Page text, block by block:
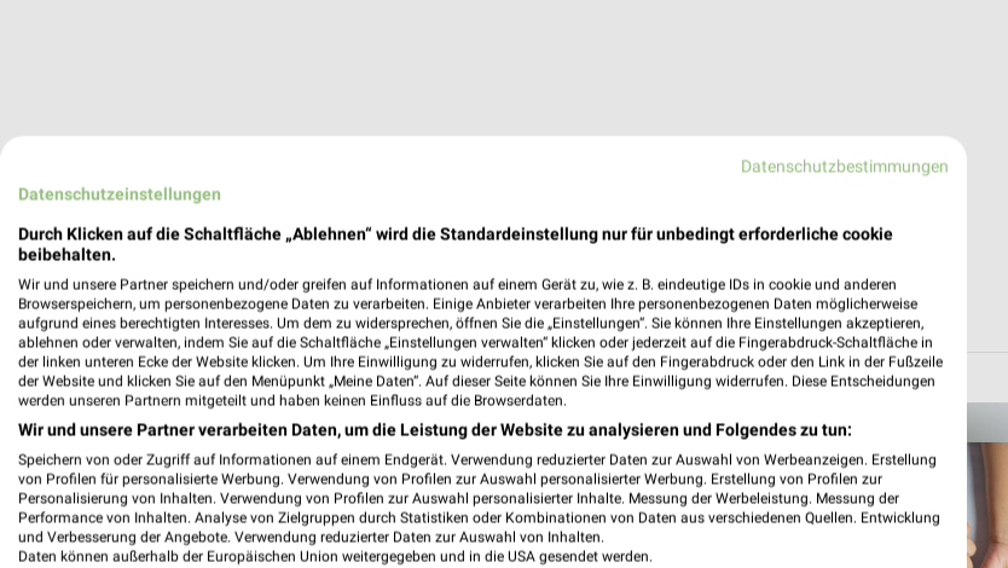
Gesundheit & Ärzte Angebote
3 Prospekte
SANICARE DocMorris SANICARE
Datenschutzbestimmungen
Datenschutzeinstellungen
Durch Klicken auf die Schaltfläche „Ablehnen“ wird die Standardeinstellung nur für unbedingt erforderliche cookie
beibehalten.
Wir und unsere Partner speichern und/oder greifen auf Informationen auf einem Gerät zu, wie z. B. eindeutige IDs in cookie und anderen
Browserspeichern, um personenbezogene Daten zu verarbeiten. Einige Anbieter verarbeiten Ihre personenbezogenen Daten möglicherweise
aufgrund eines berechtigten Interesses. Um dem zu widersprechen, öffnen Sie die „Einstellungen“. Sie können Ihre Einstellungen akzeptieren,
ablehnen oder verwalten, indem Sie auf die Schaltfläche „Einstellungen verwalten“ klicken oder jederzeit auf die Fingerabdruck-Schaltfläche in
der linken unteren Ecke der Website klicken. Um Ihre Einwilligung zu widerrufen, klicken Sie auf den Fingerabdruck oder den Link in der Fußzeile
der Website und klicken Sie auf den Menüpunkt „Meine Daten“. Auf dieser Seite können Sie Ihre Einwilligung widerrufen. Diese Entscheidungen
werden unseren Partnern mitgeteilt und haben keinen Einfluss auf die Browserdaten.
Wir und unsere Partner verarbeiten Daten, um die Leistung der Website zu analysieren und Folgendes zu tun:
Speichern von oder Zugriff auf Informationen auf einem Endgerät. Verwendung reduzierter Daten zur Auswahl von Werbeanzeigen. Erstellung
von Profilen für personalisierte Werbung. Verwendung von Profilen zur Auswahl personalisierter Werbung. Erstellung von Profilen zur
Personalisierung von Inhalten. Verwendung von Profilen zur Auswahl personalisierter Inhalte. Messung der Werbeleistung. Messung der
Performance von Inhalten. Analyse von Zielgruppen durch Statistiken oder Kombinationen von Daten aus verschiedenen Quellen. Entwicklung
und Verbesserung der Angebote. Verwendung reduzierter Daten zur Auswahl von Inhalten.
Daten können außerhalb der Europäischen Union weitergegeben und in die USA gesendet werden.